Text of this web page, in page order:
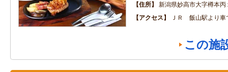
住所
新潟県妙高市大字樽本丙
アクセス
ＪＲ 飯山駅より車
この施